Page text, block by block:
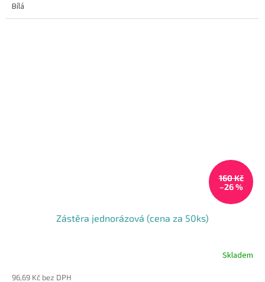
Bílá
160 Kč
–26 %
Zástěra jednorázová (cena za 50ks)
produktu
Skladem
96,69 Kč bez DPH